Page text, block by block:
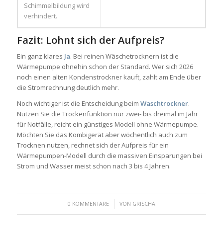
Schimmelbildung wird
verhindert.
Fazit: Lohnt sich der Aufpreis?
Ein ganz klares Ja. Bei reinen Wäschetrocknern ist die
Wärmepumpe ohnehin schon der Standard. Wer sich 2026
noch einen alten Kondenstrockner kauft, zahlt am Ende über
die Stromrechnung deutlich mehr.
Noch wichtiger ist die Entscheidung beim Waschtrockner.
Nutzen Sie die Trockenfunktion nur zwei- bis dreimal im Jahr
für Notfälle, reicht ein günstiges Modell ohne Wärmepumpe.
Möchten Sie das Kombigerät aber wöchentlich auch zum
Trocknen nutzen, rechnet sich der Aufpreis für ein
Wärmepumpen-Modell durch die massiven Einsparungen bei
Strom und Wasser meist schon nach 3 bis 4 Jahren.
0 KOMMENTARE
/ VON GRISCHA